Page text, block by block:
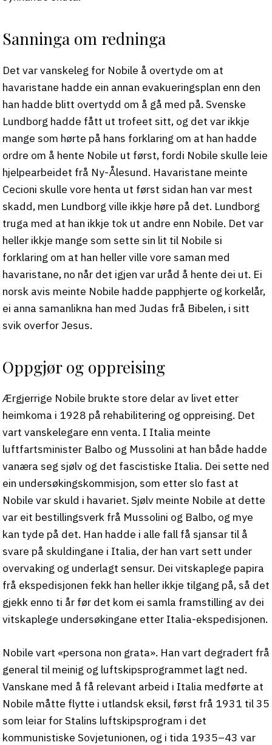
Sanninga om redninga
Det var vanskeleg for Nobile å overtyde om at
havaristane hadde ein annan evakueringsplan enn den
han hadde blitt overtydd om å gå med på. Svenske
Lundborg hadde fått ut trofeet sitt, og det var ikkje
mange som hørte på hans forklaring om at han hadde
ordre om å hente Nobile ut først, fordi Nobile skulle leie
hjelpearbeidet frå Ny-Ålesund. Havaristane meinte
Cecioni skulle vore henta ut først sidan han var mest
skadd, men Lundborg ville ikkje høre på det. Lundborg
truga med at han ikkje tok ut andre enn Nobile. Det var
heller ikkje mange som sette sin lit til Nobile si
forklaring om at han heller ville vore saman med
havaristane, no når det igjen var uråd å hente dei ut. Ei
norsk avis meinte Nobile hadde papphjerte og korkelår,
ei anna samanlikna han med Judas frå Bibelen, i sitt
svik overfor Jesus.
Oppgjør og oppreising
Ærgjerrige Nobile brukte store delar av livet etter
heimkoma i 1928 på rehabilitering og oppreising. Det
vart vanskelegare enn venta. I Italia meinte
luftfartsminister Balbo og Mussolini at han både hadde
vanæra seg sjølv og det fascistiske Italia. Dei sette ned
ein undersøkingskommisjon, som etter slo fast at
Nobile var skuld i havariet. Sjølv meinte Nobile at dette
var eit bestillingsverk frå Mussolini og Balbo, og mye
kan tyde på det. Han hadde i alle fall få sjansar til å
svare på skuldingane i Italia, der han vart sett under
overvaking og underlagt sensur. Dei vitskaplege papira
frå ekspedisjonen fekk han heller ikkje tilgang på, så det
gjekk enno ti år før det kom ei samla framstilling av dei
vitskaplege undersøkingane etter Italia-ekspedisjonen.
Nobile vart «persona non grata». Han vart degradert frå
general til meinig og luftskipsprogrammet lagt ned.
Vanskane med å få relevant arbeid i Italia medførte at
Nobile måtte flytte i utlandsk eksil, først frå 1931 til 35
som leiar for Stalins luftskipsprogram i det
kommunistiske Sovjetunionen, og i tida 1935–43 var